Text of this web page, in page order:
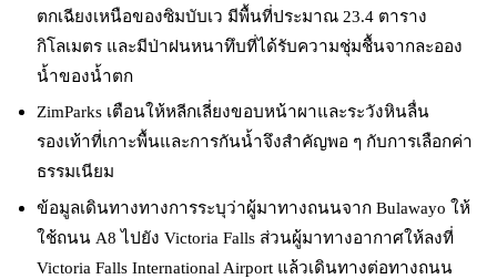
ตกเฉียงเหนือของซิมบับเว มีพื้นที่ประมาณ 23.4 ตาราง
กิโลเมตร และมีป่าฝนหนาทึบที่ได้รับความชุ่มชื้นจากละออง
น้ำของน้ำตก
ZimParks เตือนให้หลีกเลี่ยงขอบหน้าผาและระวังหินลื่น
รองเท้าที่เกาะพื้นและการกันน้ำจึงสำคัญพอ ๆ กับการเลือกค่า
ธรรมเนียม
ข้อมูลเดินทางทางการระบุว่าผู้มาทางถนนจาก Bulawayo ให้
ใช้ถนน A8 ไปยัง Victoria Falls ส่วนผู้มาทางอากาศให้ลงที่
Victoria Falls International Airport แล้วเดินทางต่อทางถนน